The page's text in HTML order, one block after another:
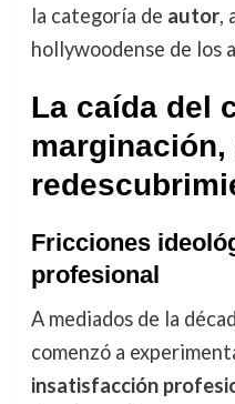
la categoría de autor,
hollywoodense de los
La caída del
Fricciones
profesional
A mediados de la
comenzó a
insatisfacción